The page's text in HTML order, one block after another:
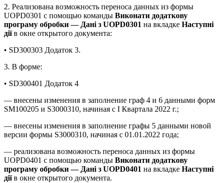
2. Реализована возможность переноса данных из формы
UOPD0301 с помощью команды Виконати додаткову
програму обробки — Дані з UOPD0301 на вкладке Наступні
діїв окне открытого документа:
• SD300303 Додаток 3.
3. В форме:
• SD300401 Додаток 4
— внесены изменения в заполнение граф 4 и 6 данными форм
SM100205 и S3000310, начиная с І Квартала 2022 г.;
— внесены изменения в заполнение графы 5 данными новой
версии формы S3000310, начиная с 01.01.2022 года;
— реализована возможность переноса данных из формы
UOPD0401 с помощью команды Виконати додаткову
програму обробки — Дані з UOPD0401 на вкладке Наступні
діїв окне открытого документа.